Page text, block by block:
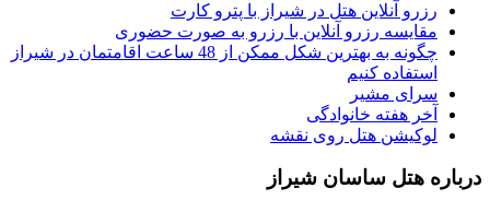
رزرو آنلاین هتل در شیراز با پترو کارت
مقایسه رزرو آنلاین با رزرو به صورت حضوری
چگونه به بهترین شکل ممکن از 48 ساعت اقامتمان در شیراز
استفاده کنیم
سرای مشیر
آخر هفته خانوادگی
لوکیشن هتل روی نقشه
درباره هتل ساسان شیراز